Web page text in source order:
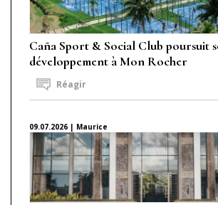
Caña Sport & Social Club poursuit
développement à Mon Rocher
Réagir
09.07.2026 | Maurice